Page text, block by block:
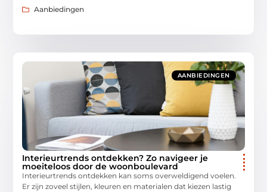
Aanbiedingen
AANBIEDINGEN
Interieurtrends ontdekken? Zo navigeer je
moeiteloos door de woonboulevard
Interieurtrends ontdekken kan soms overweldigend voelen.
Er zijn zoveel stijlen, kleuren en materialen dat kiezen lastig